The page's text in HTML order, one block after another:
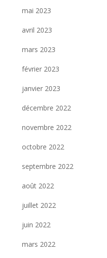
mai 2023
avril 2023
mars 2023
février 2023
janvier 2023
décembre 2022
novembre 2022
octobre 2022
septembre 2022
août 2022
juillet 2022
juin 2022
mars 2022